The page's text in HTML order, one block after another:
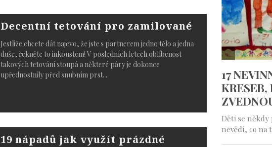
Decentní tetování pro zamilované
Jestliže chcete dát najevo, že jste s partnerem jedno tělo a jedna
duše, řekněte to inkoustem! V posledních letech oblíbenost
takových tetování stoupá a některé páry je dokonce
upřednostnily před snubním prst...
19 nápadů jak využít prázdné